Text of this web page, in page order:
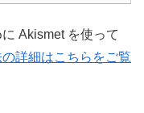
Akismet を使って
詳細はこちらをご覧